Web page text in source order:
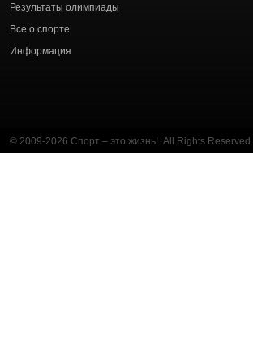
Результаты олимпиады
Все о спорте
Информация
© 2009-2026 Спорт – это жизнь!. All Rights Reserved.